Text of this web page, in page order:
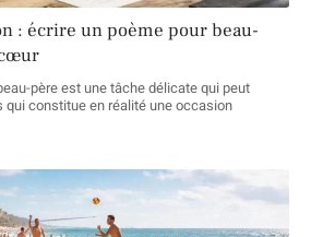
: écrire un poème pour beau-
père est une tâche délicate qui peut
constitue en réalité une occasion